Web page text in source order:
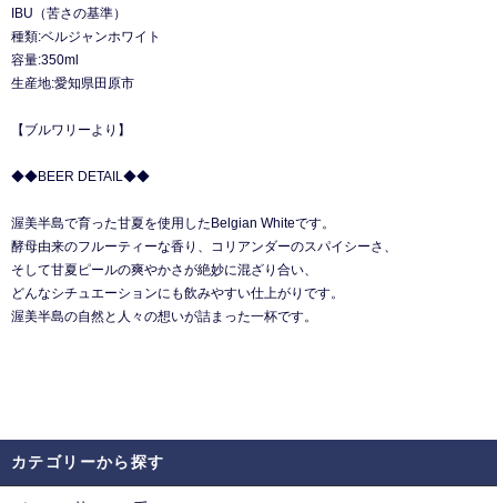
IBU（苦さの基準）
種類:ベルジャンホワイト
容量:350ml
生産地:愛知県田原市
【ブルワリーより】
◆◆BEER DETAIL◆◆
渥美半島で育った甘夏を使用したBelgian Whiteです。
酵母由来のフルーティーな香り、コリアンダーのスパイシーさ、
そして甘夏ピールの爽やかさが絶妙に混ざり合い、
どんなシチュエーションにも飲みやすい仕上がりです。
渥美半島の自然と人々の想いが詰まった一杯です。
カテゴリーから探す